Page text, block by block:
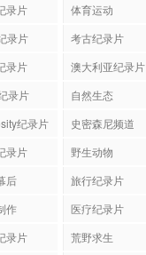
录片
体育运动
录片
考古纪录片
录片
澳大利亚纪录片
录片
自然生态
纪录片
史密森尼频道
录片
野生动物
后
旅行纪录片
作
医疗纪录片
录片
荒野求生